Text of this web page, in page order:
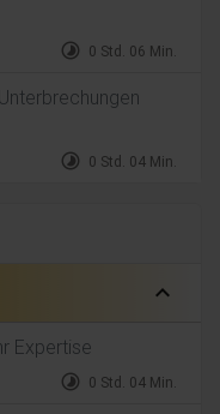
timelapse 0 Std. 06 Min.
timelapse 0 Std. 04 Min.
expand_less
Expertise
timelapse 0 Std. 04 Min.